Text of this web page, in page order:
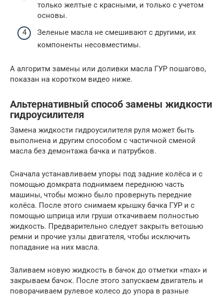
только желтые с красными, и только с учетом
основы.
Зеленые масла не смешивают с другими, их
компоненты несовместимы.
А алгоритм замены или доливки масла ГУР пошагово,
показан на коротком видео ниже.
Альтернативный способ замены жидкости
гидроусилителя
Замена жидкости гидроусилителя руля может быть
выполнена и другим способом с частичной сменой
масла без демонтажа бачка и патрубков.
Сначала устанавливаем упоры под задние колёса и с
помощью домкрата поднимаем переднюю часть
машины, чтобы можно было провернуть передние
колёса. После этого снимаем крышку бачка ГУР и с
помощью шприца или груши откачиваем полностью
жидкость. Предварительно следует закрыть ветошью
ремни и прочие узлы двигателя, чтобы исключить
попадание на них масла.
Заливаем новую жидкость в бачок до отметки «max» и
закрываем бачок. После этого запускаем двигатель и
поворачиваем рулевое колесо до упора в разные